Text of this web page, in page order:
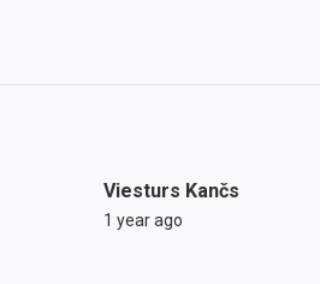
Viesturs Kančs
1 year ago